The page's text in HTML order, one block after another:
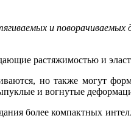
и поворачиваемых
растяжимостью и
но также могут
и вогнутые
более компактных